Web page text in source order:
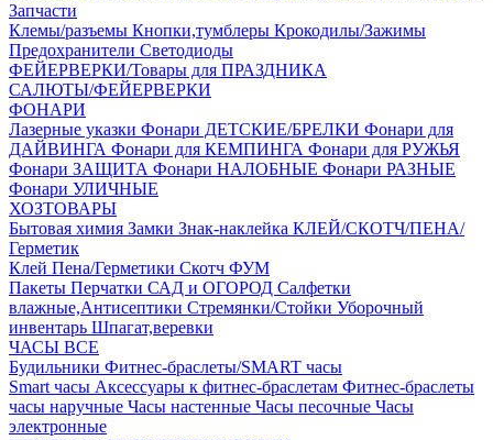
Запчасти
Клемы/разъемы Кнопки,тумблеры Крокодилы/Зажимы
Предохранители Светодиоды
ФЕЙЕРВЕРКИ/Товары для ПРАЗДНИКА
САЛЮТЫ/ФЕЙЕРВЕРКИ
ФОНАРИ
Лазерные указки Фонари ДЕТСКИЕ/БРЕЛКИ Фонари для
ДАЙВИНГА Фонари для КЕМПИНГА Фонари для РУЖЬЯ
Фонари ЗАЩИТА Фонари НАЛОБНЫЕ Фонари РАЗНЫЕ
Фонари УЛИЧНЫЕ
ХОЗТОВАРЫ
Бытовая химия Замки Знак-наклейка КЛЕЙ/СКОТЧ/ПЕНА/
Герметик
Клей Пена/Герметики Скотч ФУМ
Пакеты Перчатки САД и ОГОРОД Салфетки
влажные,Антисептики Стремянки/Стойки Уборочный
инвентарь Шпагат,веревки
ЧАСЫ ВСЕ
Будильники Фитнес-браслеты/SMART часы
Smart часы Аксессуары к фитнес-браслетам Фитнес-браслеты
часы наручные Часы настенные Часы песочные Часы
электронные